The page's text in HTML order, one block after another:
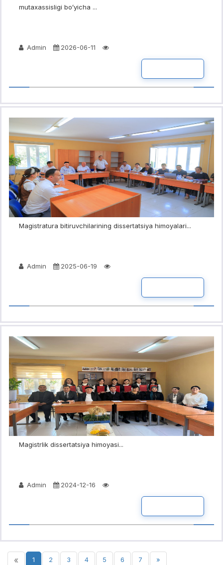
mutaxassisligi boʻyicha ...
Admin 2026-06-11
Magistratura bitiruvchilarining dissertatsiya himoyalari...
Admin 2025-06-19
Magistrlik dissertatsiya himoyasi...
Admin 2024-12-16
« 1 2 3 4 5 6 7 »